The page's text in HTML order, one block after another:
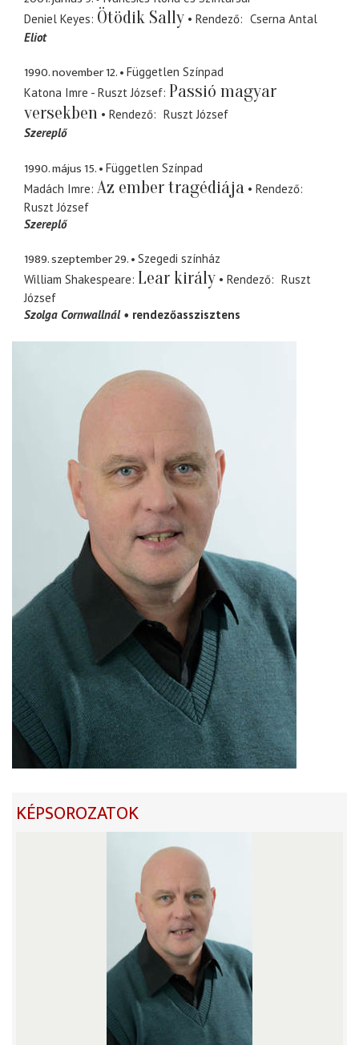
Deniel Keyes Ötödik Sally Rendező
Cserna Antal
Eliot
1990. november 12.
Független Színpad
Katona Imre - Ruszt József Passió magyar
versekben
Rendező
Ruszt József
Szereplő
1990. május 15.
Független Színpad
Madách Imre Az ember tragédiája
Rendező
Ruszt József
Szereplő
1989. szeptember 29.
Szegedi színház
William Shakespeare Lear király Rendező
Ruszt
József
Szolga Cornwallnál
rendezőasszisztens
KÉPSOROZATOK